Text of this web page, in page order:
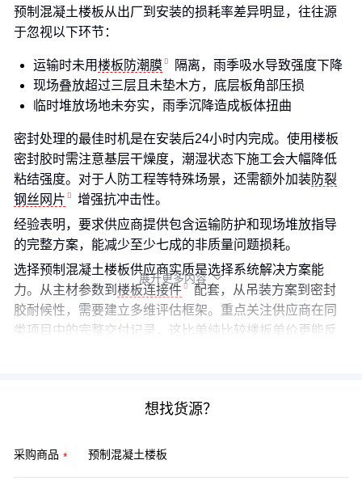
预制混凝土楼板从出厂到安装的损耗率差异明显，往往源
于忽视以下环节：
运输时未用楼板防潮膜
隔离，雨季吸水导致强度下降
现场叠放超过三层且未垫木方，底层板角部压损
临时堆放场地未夯实，雨季沉降造成板体扭曲
密封处理的最佳时机是在安装后24小时内完成。使用楼板
密封胶时需注意基层干燥度，潮湿状态下施工会大幅降低
粘结强度。对于人防工程等特殊场景，还需额外加装防裂
钢丝网片
增强抗冲击性。
经验表明，要求供应商提供包含运输防护和现场堆放指导
的完整方案，能减少至少七成的非质量问题损耗。
选择预制混凝土楼板供应商实质是选择系统解决方案能
力。从主材参数到 楼板连接件
配套，从吊装方案到密封
胶耐候性，需要建立多维评估框架。重点关注供应商在同
类项目中的完整交付记录，这比单纯比较楼板单价更能反
展开更多内容 
想找货源？
采购商品